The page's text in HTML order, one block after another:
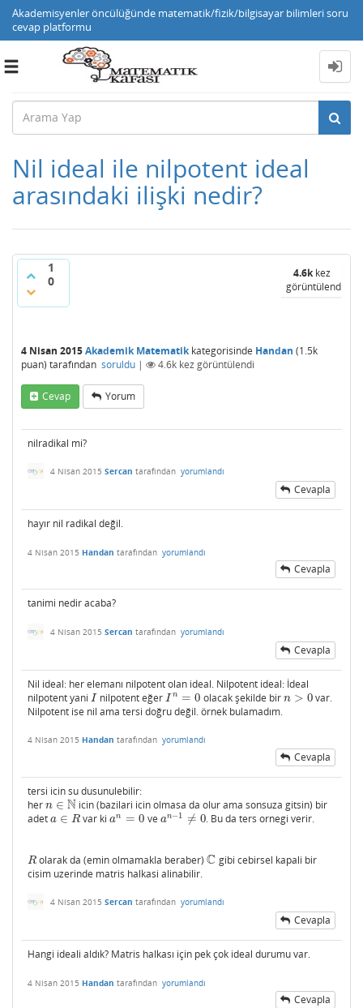
Akademisyenler öncülüğünde matematik/fizik/bilgisayar bilimleri soru
cevap platformu
Toggle
Nil ideal ile nilpotent ideal
arasındaki ilişki nedir?
1
0
4.6kkez
görüntülendi
4 Nisan 2015Akademik Matematikkategorisinde Handan (1.5k
puan) tarafından soruldu | 4.6k kez görüntülendi
Cevap Yorum
nilradikal mi?
4 Nisan 2015 Sercan tarafından yorumlandı
Cevapla
hayır nil radikal değil.
4 Nisan 2015 Handan tarafından yorumlandı
Cevapla
tanimi nedir acaba?
4 Nisan 2015 Sercan tarafından yorumlandı
Cevapla
Nil ideal: her elemanı nilpotent olan ideal. Nilpotent ideal: İdeal
nilpotent yani I
I nilpotent eğerIn = 0
In= 0 olacak şekilde bir n > 0
n> 0
var.
Nilpotent ise nil ama tersi doğru değil. örnek bulamadım.
4 Nisan 2015 Handan tarafından yorumlandı
Cevapla
tersi icin su dusunulebilir:
her n ∈ N
n∈N
icin (bazilari icin olmasa da olur ama sonsuza gitsin) bir
adet a ∈ R
a∈R var kian = 0
an =0 ve an−1 ≠ 0
an−1 ≠0 . Bu da ters ornegi verir.
R
R olarak da (emin olmamakla beraber)C
C gibi cebirsel kapali bir
cisim uzerinde matris halkasi alinabilir.
4 Nisan 2015 Sercan tarafından yorumlandı
Cevapla
Hangi ideali aldık? Matris halkası için pek çok ideal durumu var.
4 Nisan 2015 Handan tarafından yorumlandı
Cevapla